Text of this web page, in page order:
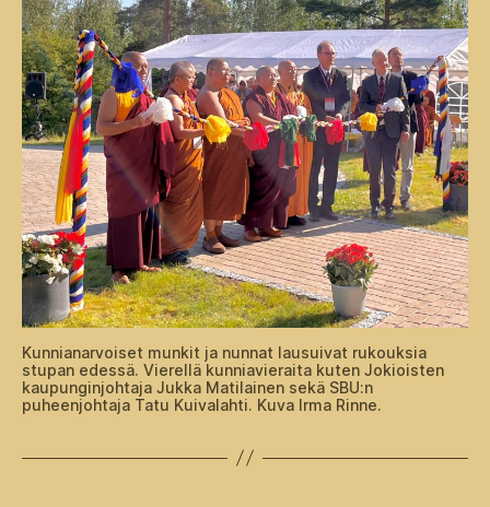
Kunnianarvoiset munkit ja nunnat lausuivat rukouksia
stupan edessä. Vierellä kunniavieraita kuten Jokioisten
kaupunginjohtaja Jukka Matilainen sekä SBU:n
puheenjohtaja Tatu Kuivalahti. Kuva Irma Rinne.